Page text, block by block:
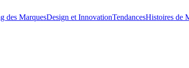
des MarquesDesign et InnovationTendancesHistoires de